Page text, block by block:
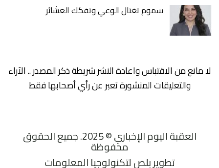
سموم تغتال الوعي وتفكك العشائر
لا مانع من الاقتباس واعادة النشر شريطة ذكر المصدر .. الآراء
والتعليقات المنشورة تعبر عن رأي أصحابها فقط
العقبة اليوم الإخباري © 2025. جميع الحقوق
محفوظة
تطوير بلص لتكنولوجيا المعلومات